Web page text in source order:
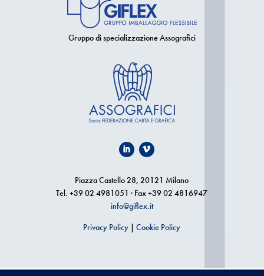
Gruppo di specializzazione Assografici
Piazza Castello 28, 20121 Milano
Tel. +39 02 4981051 · Fax +39 02 4816947
info@giflex.it
Privacy Policy |Cookie Policy